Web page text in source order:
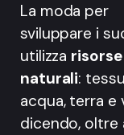
La moda per
sviluppare i
utilizza risorse
naturali:
acqua, terra e
dicendo, oltre